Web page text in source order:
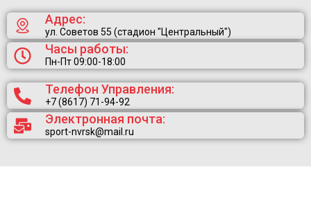
Адрес:
ул. Советов 55 (стадион "Центральный")
Часы работы:
Пн-Пт 09:00-18:00
Телефон Управления:
+7 (8617) 71-94-92
Электронная почта:
sport-nvrsk@mail.ru